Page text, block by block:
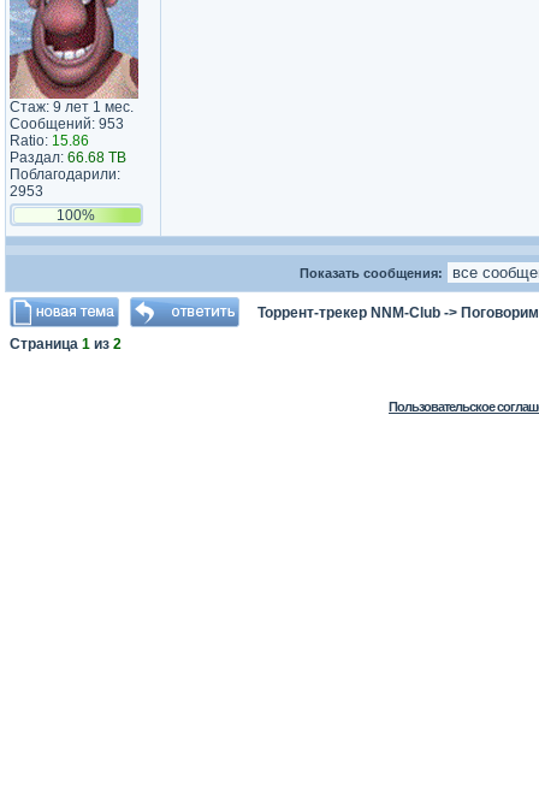
Стаж: 9 лет 1 мес.
Сообщений: 953
Ratio: 15.86
Раздал: 66.68 TB
Поблагодарили:
2953
100%
Показать сообщения:
Торрент-трекер NNM-Club -> Поговорим
Страница 1 из 2
Пользовательское